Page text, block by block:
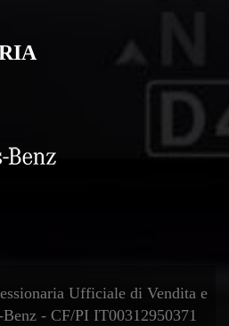
Ufficiale di Vendita e
Benz - CF/PI IT00312950371